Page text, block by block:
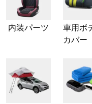
内装パーツ
車用ボ
カバー